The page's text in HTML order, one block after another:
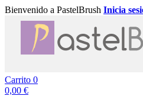
Bienvenido a PastelBrush Inicia
Carrito 0
0,00 €